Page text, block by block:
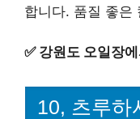
합니다. 품질 좋은
✅ 강원도 오일장
10, 츠루하